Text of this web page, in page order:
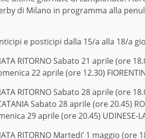
di Milano in programma alla
e posticipi dalla 15/a alla 18/a
RITORNO Sabato 21 aprile (ore
22 aprile (ore 12.30)
RITORNO Sabato 28 aprile (ore
Sabato 28 aprile (ore 20.45)
29 aprile (ore 20.45) UDINESE-
RITORNO Martedi’ 1 maggio (ore